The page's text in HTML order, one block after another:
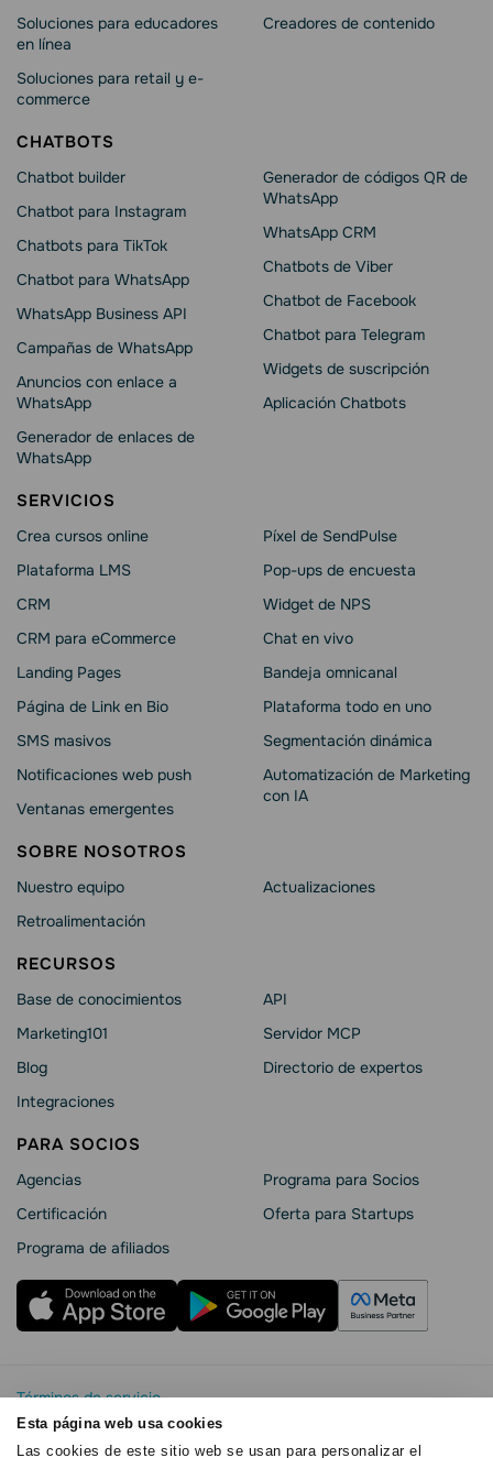
Esta página web usa cookies
Las cookies de este sitio web se usan para personalizar el
Soluciones para educadores
en línea
Soluciones para retail y e-
commerce
Creadores de contenido
CHATBOTS
Chatbot builder
Chatbot para Instagram
Chatbots para TikTok
Chatbot para WhatsApp
WhatsApp Business API
Campañas de WhatsApp
Anuncios con enlace a
WhatsApp
Generador de enlaces de
WhatsApp
Generador de códigos QR de
WhatsApp
WhatsApp CRM
Chatbots de Viber
Chatbot de Facebook
Chatbot para Telegram
Widgets de suscripción
Aplicación Chatbots
SERVICIOS
Crea cursos online
Plataforma LMS
CRM
CRM para eCommerce
Landing Pages
Página de Link en Bio
SMS masivos
Notificaciones web push
Ventanas emergentes
Píxel de SendPulse
Pop-ups de encuesta
Widget de NPS
Chat en vivo
Bandeja omnicanal
Plataforma todo en uno
Segmentación dinámica
Automatización de Marketing
con IA
SOBRE NOSOTROS
Nuestro equipo
Retroalimentación
Actualizaciones
RECURSOS
Base de conocimientos
Marketing101
Blog
Integraciones
API
Servidor MCP
Directorio de expertos
PARA SOCIOS
Agencias
Certificación
Programa de afiliados
Programa para Socios
Oferta para Startups
Términos de servicio
Política de privacidad
SendPulse Seguridad La